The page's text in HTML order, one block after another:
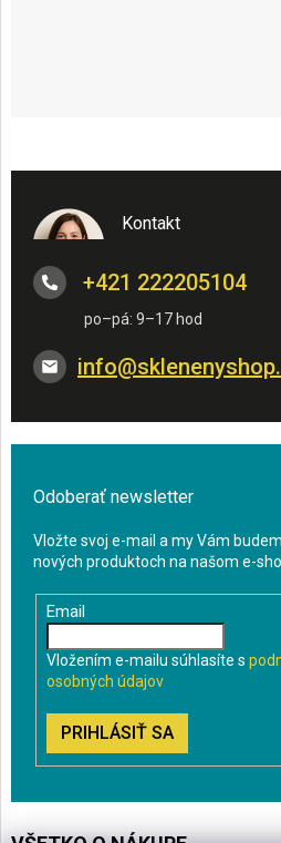
Kontakt
info@
+421 222205104
Odoberať newsletter
Vložte svoj e-mail a my Vám
nových produktoch na našom e-
Email
Vložením e-mailu súhlasíte s
osobných údajov
PRIHLÁSIŤ SA